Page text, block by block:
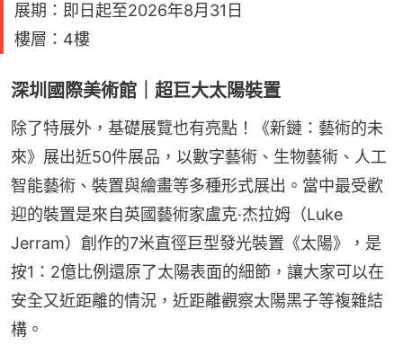
展期：即日起至2026年8月31日
樓層：4樓
深圳國際美術館｜超巨大太陽裝置
除了特展外，基礎展覽也有亮點！《新鏈：藝術的未
來》展出近50件展品，以數字藝術、生物藝術、人工
智能藝術、裝置與繪畫等多種形式展出。當中最受歡
迎的裝置是來自英國藝術家盧克·杰拉姆（Luke
Jerram）創作的7米直徑巨型發光裝置《太陽》，是
按1：2億比例還原了太陽表面的細節，讓大家可以在
安全又近距離的情況，近距離觀察太陽黑子等複雜結
構。